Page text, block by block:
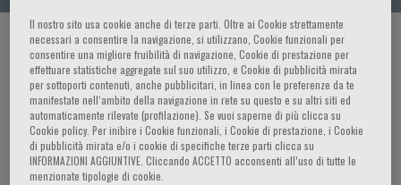
HOME PAGE / CURSOS Y EVENTOS / ORADOR
Tove Fall
Il nostro sito usa cookie anche di terze parti. Oltre ai Cookie strettamente
necessari a consentire la navigazione, si utilizzano, Cookie funzionali per
consentire una migliore fruibilità di navigazione, Cookie di prestazione per
effettuare statistiche aggregate sul suo utilizzo, e Cookie di pubblicità mirata
per sottoporti contenuti, anche pubblicitari, in linea con le preferenze da te
manifestate nell‘ambito della navigazione in rete su questo e su altri siti ed
automaticamente rilevate (profilazione). Se vuoi saperne di più clicca su
Cookie policy. Per inibire i Cookie funzionali, i Cookie di prestazione, i Cookie
di pubblicità mirata e/o i cookie di specifiche terze parti clicca su
INFORMAZIONI AGGIUNTIVE. Cliccando ACCETTO acconsenti all’uso di tutte le
menzionate tipologie di cookie.